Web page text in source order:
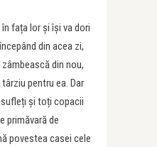
fața lor și își va dori
din acea zi,
din nou,
pentru ea. Dar
și toți copacii
primăvară de
povestea casei cele